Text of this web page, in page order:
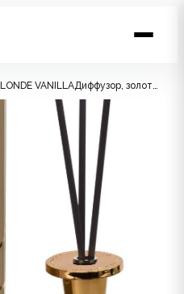
BLONDE VANILLAДиффузор, золотой декор, 150 мл, ВхШхД 30х10,5х10,5 см